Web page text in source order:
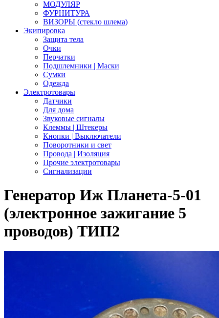
МОДУЛЯР
ФУРНИТУРА
ВИЗОРЫ (стекло шлема)
Экипировка
Защита тела
Очки
Перчатки
Подшлемники | Маски
Сумки
Одежда
Электротовары
Датчики
Для дома
Звуковые сигналы
Клеммы | Штекеры
Кнопки | Выключатели
Поворотники и свет
Провода | Изоляция
Прочие электротовары
Сигнализации
Генератор Иж Планета-5-01
(электронное зажигание 5
проводов) ТИП2